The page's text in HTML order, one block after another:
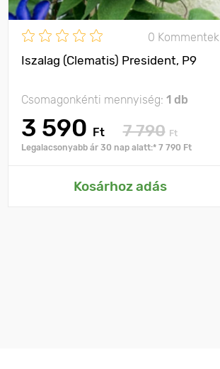
0 Kommentek
Iszalag (Clematis) President, P9
Csomagonkénti mennyiség: 1 db
3 590 Ft 7 790
Ft
Legalacsonyabb ár 30 nap alatt:* 7 790 Ft
Kosárhoz adás